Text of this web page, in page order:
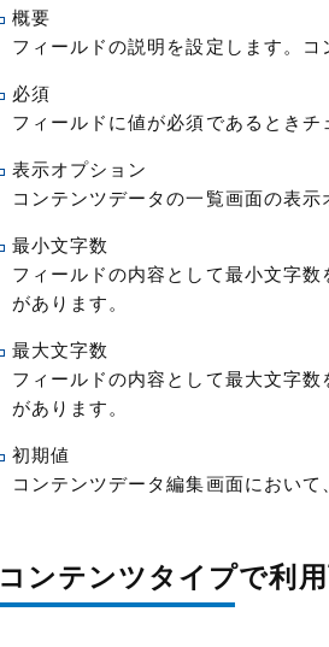
概要
フィールドの説明を設定します。
必須
フィールドに値が必須であるときチ
表示オプション
コンテンツデータの一覧画面の表示
最小文字数
フィールドの内容として最小文字
があります。
最大文字数
フィールドの内容として最大文字
があります。
初期値
コンテンツデータ編集画面におい
コンテンツタイプで利